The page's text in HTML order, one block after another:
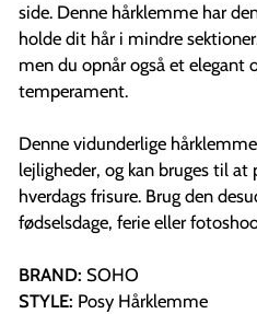
side. Denne hårklemme har
holde dit hår i mindre
men du opnår også et elegant
temperament.
Denne vidunderlige
lejligheder, og kan bruges til
hverdags frisure. Brug den
fødselsdage, ferie eller
BRAND: SOHO
STYLE: Posy Hårklemme